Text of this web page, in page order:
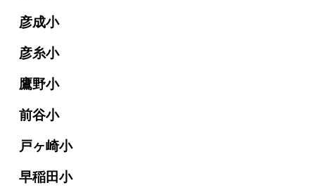
彦成小
彦糸小
鷹野小
前谷小
戸ヶ崎小
早稲田小